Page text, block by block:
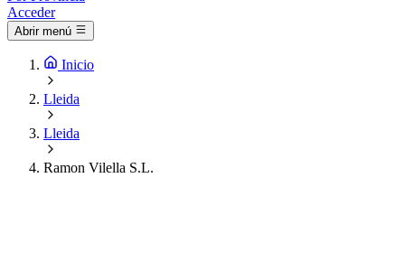
Acceder
Abrir menú
Inicio
Lleida
Lleida
Ramon Vilella S.L.